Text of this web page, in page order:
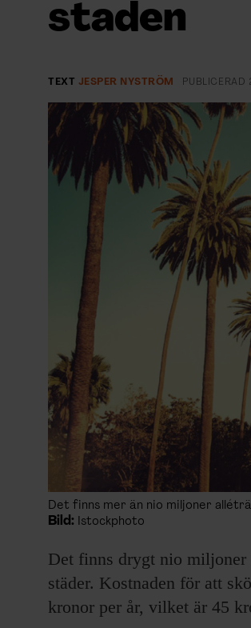
EVENEMANG &
KONTAKTA F&F
SKRIV I F&F
PRENUMERERA
ANNONSERA I F&F
OM F&F
staden
TEXT JESPER NYSTRÖM PUBLICERAD
Det finns mer än nio miljoner
Bild: Istockphoto
Det finns drygt nio miljoner
städer. Kostnaden för att
kronor per år, vilket är 45